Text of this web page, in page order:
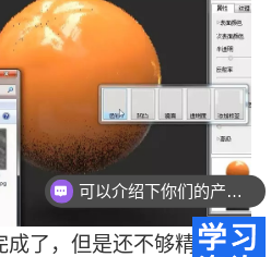
成了，但是还不够精细，
可以介绍下你们的产品么？